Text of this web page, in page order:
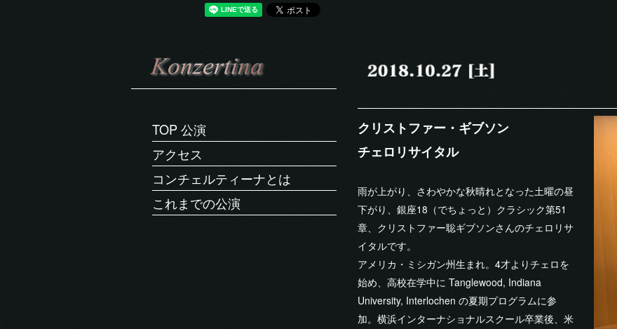
クリストファー・ギブソン
チェロリサイタル
雨が上がり、さわやかな秋晴れとなった土曜の昼
下がり、銀座18（でちょっと）クラシック第51
章、クリストファー聡ギブソンさんのチェロリサ
イタルです。
アメリカ・ミシガン州生まれ。4才よりチェロを
始め、高校在学中に Tanglewood, Indiana
University, Interlochen の夏期プログラムに参
加。横浜インターナショナルスクール卒業後、米
TOP 公演
アクセス
コンチェルティーナとは
これまでの公演